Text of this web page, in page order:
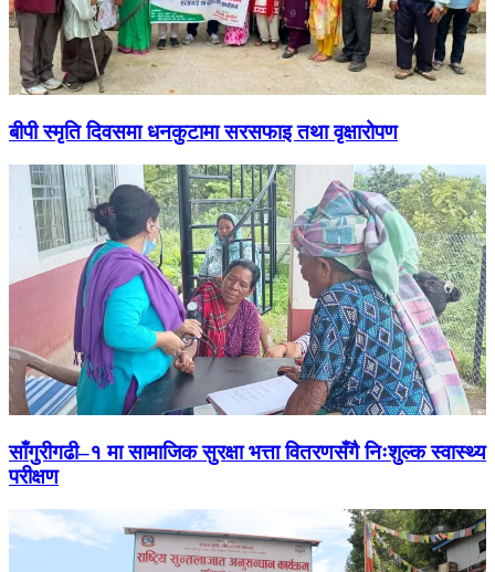
बीपी स्मृति दिवसमा धनकुटामा सरसफाइ तथा वृक्षारोपण
साँगुरीगढी–१ मा सामाजिक सुरक्षा भत्ता वितरणसँगै निःशुल्क स्वास्थ्य
परीक्षण